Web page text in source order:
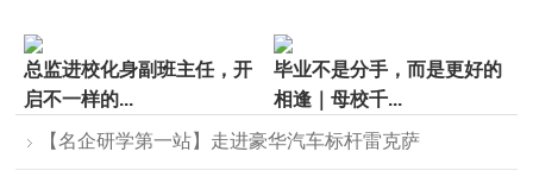
总监进校化身副班主任，开
启不一样的...
毕业不是分手，而是更好的
相逢｜母校千...
【名企研学第一站】走进豪华汽车标杆雷克萨